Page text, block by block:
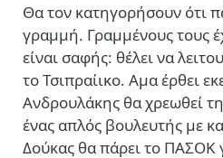
Θα τον κατηγορήσουν ότι
γραμμή. Γραμμένους τους
είναι σαφής: θέλει να
το Τσιπραίικο. Αμα έρθει
Ανδρουλάκης θα χρεωθεί
ένας απλός βουλευτής με
Δούκας θα πάρει το ΠΑΣΟΚ